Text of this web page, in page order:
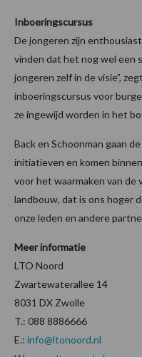
Inboeringscursus
De jongeren zijn
vinden dat het nog wel een
jongeren zelf in de visie”,
inboeringscursus voor
ze ingewijd worden in het
Back en Schoonman gaan
initiatieven en komen
voor het waarmaken van de
landbouw, dat is ons hoger
onze leden en andere
Meer informatie
LTO Noord
Zwartewaterallee 14
8031 DX Zwolle
T.: 088 8886666
E.: info@ltonoord.nl